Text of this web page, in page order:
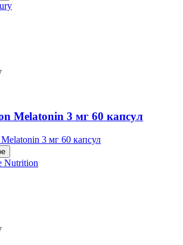
Melatonin 3 мг 60 капсул
Nutrition